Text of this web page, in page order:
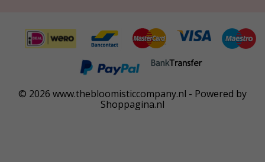
© 2026 www.thebloomisticcompany.nl - Powered by
Shoppagina.nl